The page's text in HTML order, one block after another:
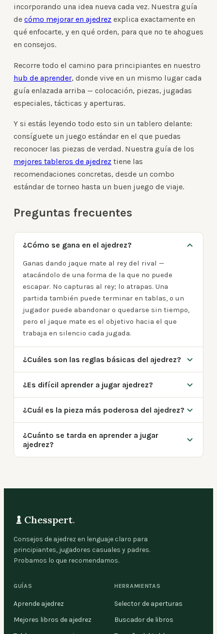
incorporando una idea nueva cada vez. Nuestra guía
de cómo mejorar en ajedrez explica exactamente en
qué enfocarte, y en qué orden, para que no te ahogues
en consejos.
Recorre todo el camino para principiantes en nuestro
hub de aprender, donde vive en un mismo lugar cada
guía enlazada arriba — colocación, piezas, jugadas
especiales, tácticas y aperturas.
Y si estás leyendo todo esto sin un tablero delante:
consíguete un juego estándar en el que puedas
reconocer las piezas de verdad. Nuestra guía de los
mejores tableros de ajedrez tiene las
recomendaciones concretas, desde un combo
estándar de torneo hasta un buen juego de viaje.
Preguntas frecuentes
¿Cómo se gana en el ajedrez?
Ganas dando jaque mate al rey del rival —
atacándolo de una forma de la que no puede
escapar. No capturas al rey; lo atrapas. Una
partida también puede terminar en tablas, o un
jugador puede abandonar o quedarse sin tiempo,
pero el jaque mate es el objetivo hacia el que
trabaja en silencio cada jugada.
¿Cuáles son las reglas básicas del ajedrez?
¿Es difícil aprender a jugar ajedrez?
¿Cuál es la pieza más poderosa del ajedrez?
¿Cuánto se tarda en aprender a jugar
ajedrez?
Chesspert.
Consejos de ajedrez en lenguaje claro para
principiantes, jugadores casuales y padres.
Probamos lo que recomendamos.
GUÍAS
Aprende ajedrez
Mejores libros de ajedrez
HERRAMIENTAS
Selector de aperturas
Buscador de libros